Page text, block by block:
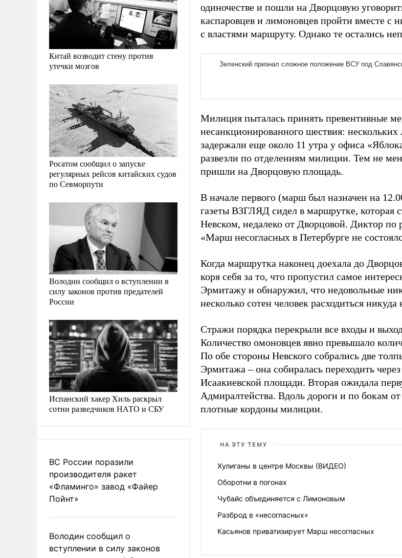
Китай возводит стену против
утечки мозгов
Росатом сообщил о запуске
регулярных рейсов китайских судов
по Севморпути
Володин сообщил о вступлении в
силу законов против предателей
России
Испанский хакер Хиль раскрыл
сотни разведчиков НАТО и СБУ
ВС России поразили
производителя ракет
«Фламинго» завод «Файер
Пойнт»
Володин сообщил о
вступлении в силу законов
одиночестве и пошли на Дворцовую
каспаровцев и лимоновцев пройти вместе с
с властями маршруту. Однако те остались
Милиция пыталась принять превентивные
несанкционированного шествия:
задержали еще около 11 утра у офиса
развезли по отделениям милиции. Тем не
пришли на Дворцовую площадь.
В начале первого (марш был назначен на
газеты ВЗГЛЯД сидел в маршрутке, которая
Невском, недалеко от Дворцовой. Диктор по
«Марш несогласных в Петербурге не
Когда маршрутка наконец доехала до
коря себя за то, что пропустил самое
Эрмитажу и обнаружил, что недовольные
несколько сотен человек расходиться никуда
Стражи порядка перекрыли все входы и
Количество омоновцев явно превышало
По обе стороны Невского собрались две
Эрмитажа – она собиралась переходить
Исаакиевской площади. Вторая ожидала
Адмиралтейства. Вдоль дороги и по бокам
плотные кордоны милиции.
НА ЭТУ ТЕМУ
Хулиганы в центре Москвы (ВИДЕО)
Оборотни в погонах
Чубайс объединяется с Лимоновым
Разброд в «несогласных»
Касьянов приватизирует Марш несогласных